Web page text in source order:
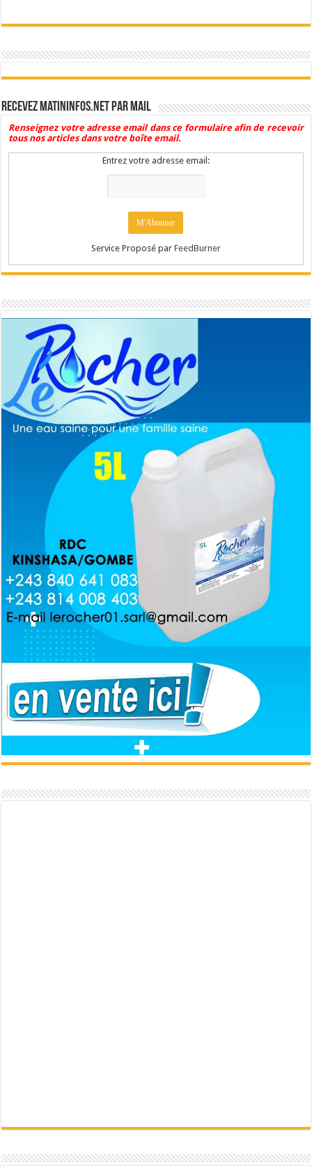
Recevez Matininfos.net par mail
Renseignez votre adresse email dans ce formulaire afin de recevoir
tous nos articles dans votre boîte email.
Entrez votre adresse email:
Service Proposé par FeedBurner